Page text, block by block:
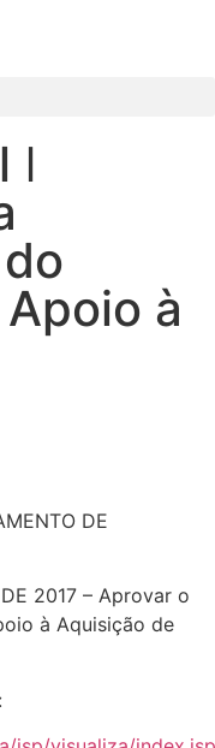
à
DE
DE 2017 – Aprovar o
à Aquisição de